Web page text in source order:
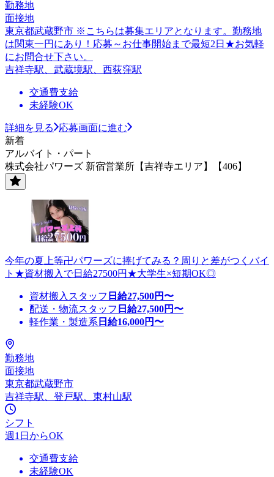
勤務地
面接地
東京都武蔵野市 ※こちらは募集エリアとなります。勤務地
は関東一円にあり！応募～お仕事開始まで最短2日★お気軽
にお問合せ下さい。
吉祥寺駅、武蔵境駅、西荻窪駅
交通費支給
未経験OK
詳細を見る
応募画面に進む
新着
アルバイト・パート
株式会社パワーズ 新宿営業所【吉祥寺エリア】【406】
今年の夏上等卍パワーズに捧げてみる？周りと差がつくバイ
ト★資材搬入で日給27500円★大学生×短期OK◎
資材搬入スタッフ 日給27,500円〜
配送・物流スタッフ 日給27,500円〜
軽作業・製造系 日給16,000円〜
勤務地
面接地
東京都武蔵野市
吉祥寺駅、登戸駅、東村山駅
シフト
週1日からOK
交通費支給
未経験OK